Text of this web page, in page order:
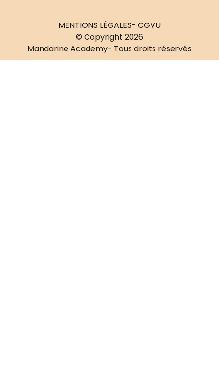
MENTIONS LÉGALES- CGVU
© Copyright 2026
Mandarine Academy- Tous droits réservés